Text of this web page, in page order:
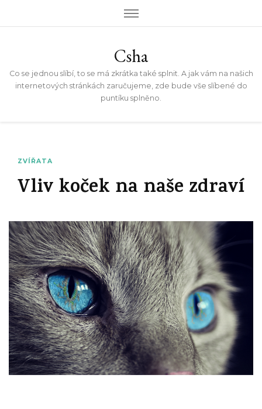
Csha
Co se jednou slíbí, to se má zkrátka také splnit. A jak vám na našich
internetových stránkách zaručujeme, zde bude vše slíbené do
puntíku splněno.
ZVÍŘATA
Vliv koček na naše zdraví